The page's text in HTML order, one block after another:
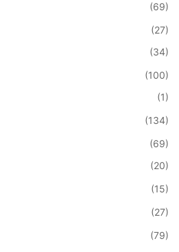
(69)
(27)
(34)
(100)
(1)
(134)
(69)
(20)
(15)
(27)
(79)